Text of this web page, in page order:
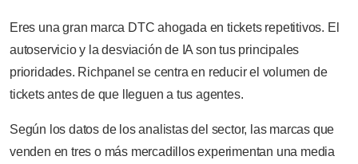
Eres una gran marca DTC ahogada en tickets repetitivos. El
autoservicio y la desviación de IA son tus principales
prioridades. Richpanel se centra en reducir el volumen de
tickets antes de que lleguen a tus agentes.
Según los datos de los analistas del sector, las marcas que
venden en tres o más mercadillos experimentan una media